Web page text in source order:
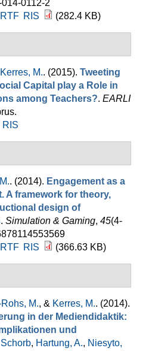
0112-2
RTF RIS (282.4 KB)
Kerres, M.. (2015). Tweeting
Capital play a Role in
among Teachers?. EARLI
RIS
. (2014). Engagement as a
A framework for theory,
design of
. Simulation & Gaming, 45(4-
RTF RIS (366.63 KB)
M., & Kerres, M.. (2014).
in der Mediendidaktik:
und
Schorb, Hartung, A., Niesyto,